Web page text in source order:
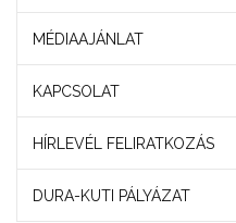
MÉDIAAJÁNLAT
KAPCSOLAT
HÍRLEVÉL FELIRATKOZÁS
DURA-KUTI PÁLYÁZAT